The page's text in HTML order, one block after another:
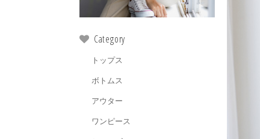
Category
トップス
ボトムス
アウター
ワンピース